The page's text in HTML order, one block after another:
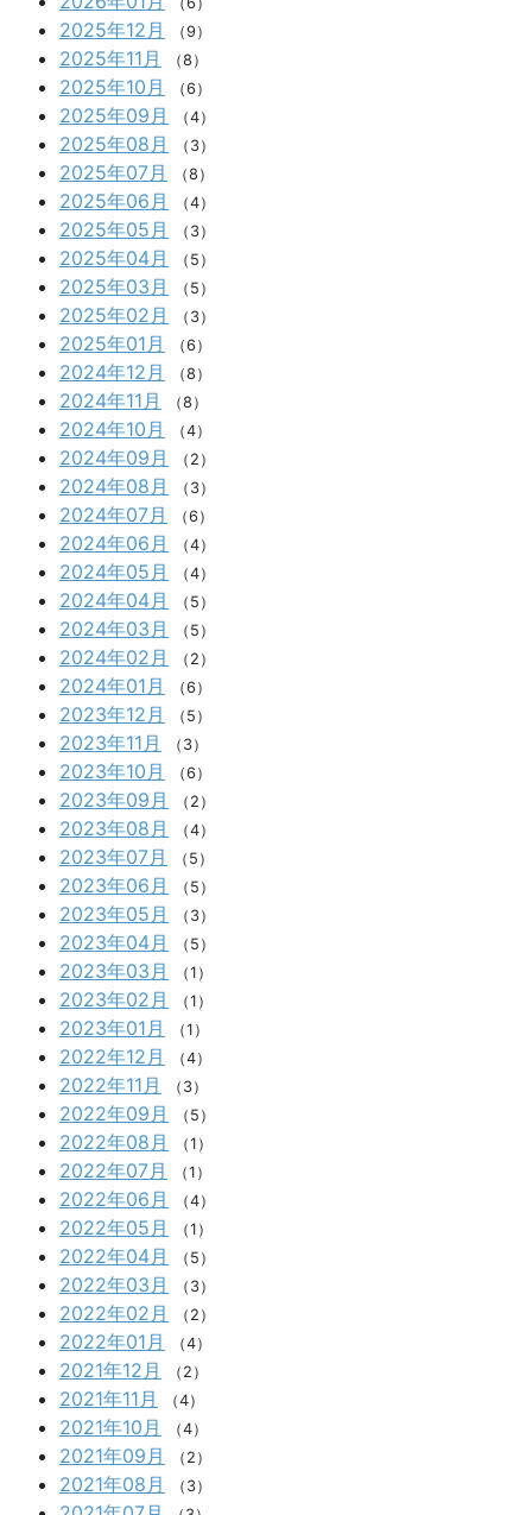
2025年12月 （9）
2025年11月 （8）
2025年10月 （6）
2025年09月 （4）
2025年08月 （3）
2025年07月 （8）
2025年06月 （4）
2025年05月 （3）
2025年04月 （5）
2025年03月 （5）
2025年02月 （3）
2025年01月 （6）
2024年12月 （8）
2024年11月 （8）
2024年10月 （4）
2024年09月 （2）
2024年08月 （3）
2024年07月 （6）
2024年06月 （4）
2024年05月 （4）
2024年04月 （5）
2024年03月 （5）
2024年02月 （2）
2024年01月 （6）
2023年12月 （5）
2023年11月 （3）
2023年10月 （6）
2023年09月 （2）
2023年08月 （4）
2023年07月 （5）
2023年06月 （5）
2023年05月 （3）
2023年04月 （5）
2023年03月 （1）
2023年02月 （1）
2023年01月 （1）
2022年12月 （4）
2022年11月 （3）
2022年09月 （5）
2022年08月 （1）
2022年07月 （1）
2022年06月 （4）
2022年05月 （1）
2022年04月 （5）
2022年03月 （3）
2022年02月 （2）
2022年01月 （4）
2021年12月 （2）
2021年11月 （4）
2021年10月 （4）
2021年09月 （2）
2021年08月 （3）